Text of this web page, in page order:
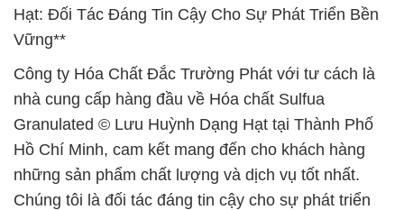
Hạt: Đối Tác Đáng Tin Cậy Cho Sự Phát Triển Bền
Vững**
Công ty Hóa Chất Đắc Trường Phát với tư cách là
nhà cung cấp hàng đầu về Hóa chất Sulfua
Granulated © Lưu Huỳnh Dạng Hạt tại Thành Phố
Hồ Chí Minh, cam kết mang đến cho khách hàng
những sản phẩm chất lượng và dịch vụ tốt nhất.
Chúng tôi là đối tác đáng tin cậy cho sự phát triển